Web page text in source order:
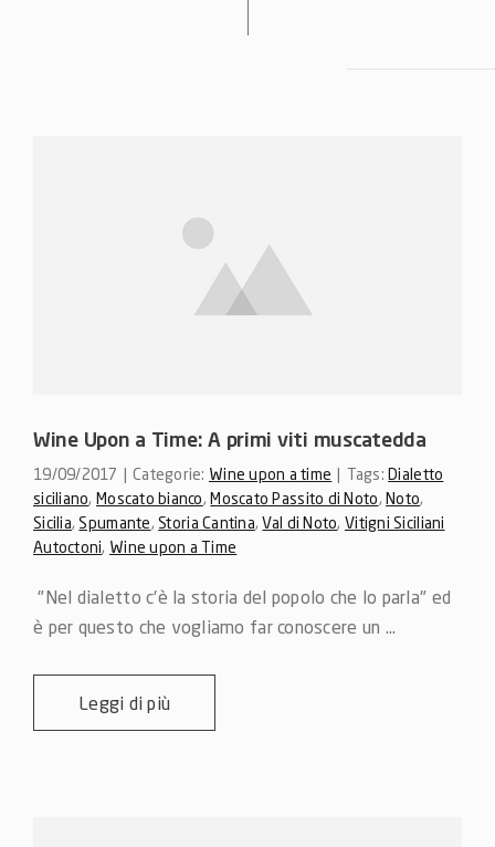
Wine Upon a Time: A primi viti muscatedda
19/09/2017 | Categorie: Wine upon a time | Tags:Dialetto
siciliano, Moscato bianco,Moscato Passito di Noto,Noto,
Sicilia,Spumante,Storia Cantina,Val di Noto,Vitigni Siciliani
Autoctoni, Wine upon a Time
"Nel dialetto c'è la storia del popolo che lo parla" ed
è per questo che vogliamo far conoscere un ...
Leggi di più